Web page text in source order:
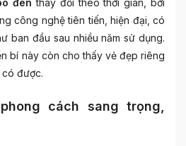
đen thay đổi theo thời gian, bởi
công nghệ tiên tiến, hiện đại, có
ban đầu sau nhiều năm sử dụng.
bí này còn cho thấy vẻ đẹp riêng
có được.
cách sang trọng,